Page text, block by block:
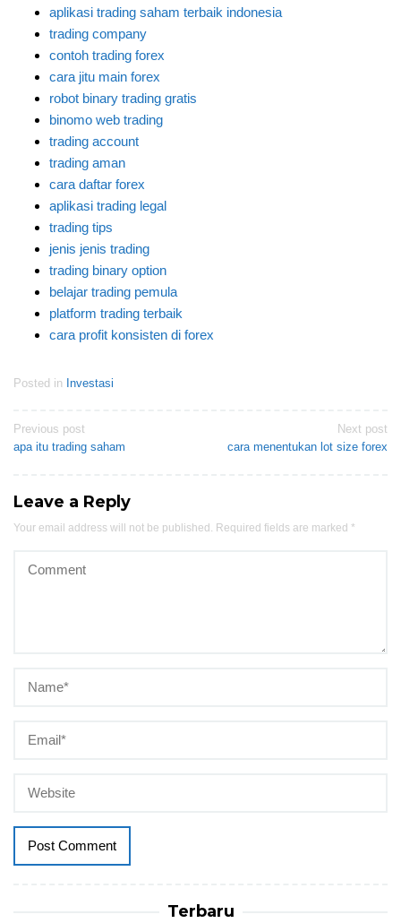
aplikasi trading saham terbaik indonesia
trading company
contoh trading forex
cara jitu main forex
robot binary trading gratis
binomo web trading
trading account
trading aman
cara daftar forex
aplikasi trading legal
trading tips
jenis jenis trading
trading binary option
belajar trading pemula
platform trading terbaik
cara profit konsisten di forex
Posted in Investasi
Post
navigation
Previous post
apa itu trading saham
Next post
cara menentukan lot size forex
Leave a Reply
Your email address will not be published. Required fields are marked *
Terbaru